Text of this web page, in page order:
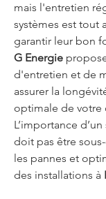
mais l'entretien
systèmes est tout
garantir leur bon
G Energie
d'entretien et de
assurer la
optimale de votre
L’importance
doit pas être
les pannes et
des installations à